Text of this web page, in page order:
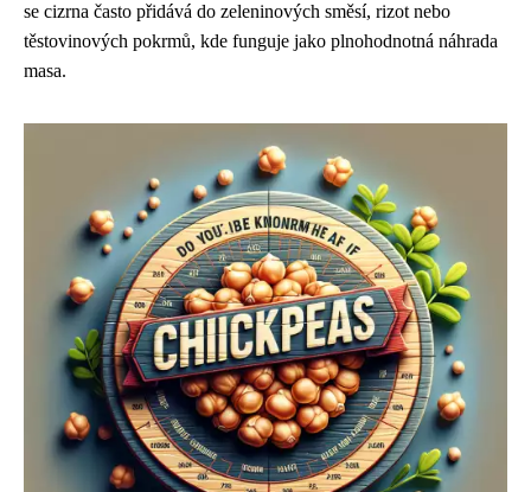
se cizrna často přidává do zeleninových směsí, rizot nebo
těstovinových pokrmů, kde funguje jako plnohodnotná náhrada
masa.